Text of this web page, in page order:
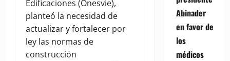
Edificaciones (Onesvie),
planteó la necesidad de
actualizar y fortalecer por
ley las normas de
construcción
Abinader
en favor de
los
médicos